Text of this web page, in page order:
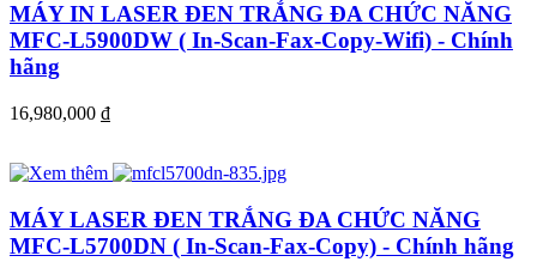
MÁY IN LASER ĐEN TRẮNG ĐA CHỨC NĂNG
MFC-L5900DW ( In-Scan-Fax-Copy-Wifi) - Chính
hãng
16,980,000 đ
MÁY LASER ĐEN TRẮNG ĐA CHỨC NĂNG
MFC-L5700DN ( In-Scan-Fax-Copy) - Chính hãng